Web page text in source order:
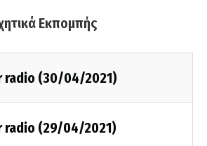
Εκπομπής
radio (30/04/2021)
radio (29/04/2021)